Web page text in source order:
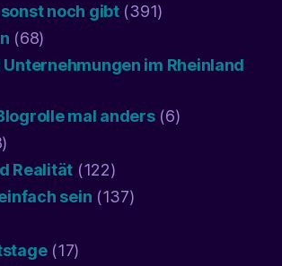
noch gibt(391)
(68)
im Rheinland
mal anders(6)
Realität (122)
sein (137)
(17)